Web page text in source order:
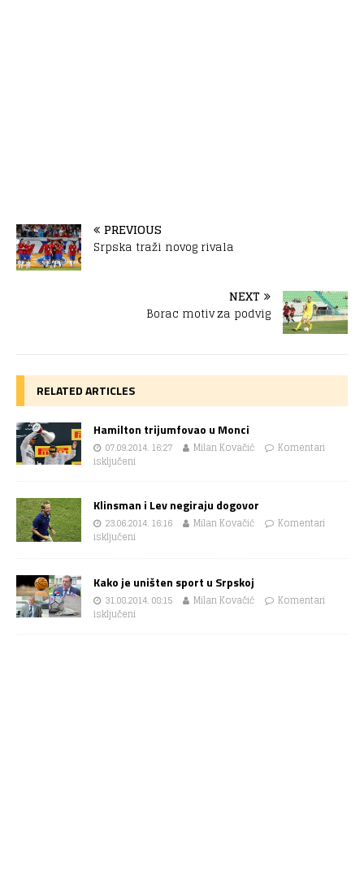
PREVIOUS
Srpska traži novog rivala
NEXT
Borac motiv za podvig
RELATED ARTICLES
Hamilton trijumfovao u Monci
07.09.2014. 16:27 Milan Kovačić
Komentari
isključeni
Klinsman i Lev negiraju dogovor
23.06.2014. 16:16 Milan Kovačić
Komentari
isključeni
Kako je uništen sport u Srpskoj
31.08.2014. 08:15 Milan Kovačić
Komentari
isključeni